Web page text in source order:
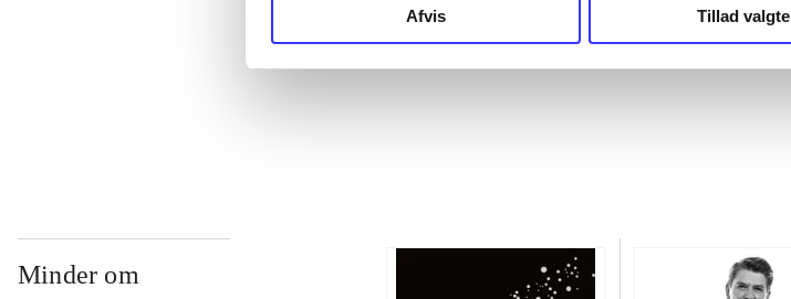
Afvis Tillad valgte
Minder om